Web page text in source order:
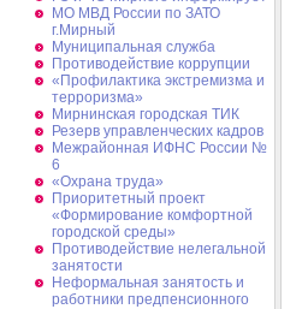
МО МВД России по ЗАТО
г.Мирный
Муниципальная cлужба
Противодействие коррупции
«Профилактика экстремизма и
терроризма»
Мирнинская городская ТИК
Резерв управленческих кадров
Межрайонная ИФНС России №
6
«Охрана труда»
Приоритетный проект
«Формирование комфортной
городской среды»
Противодействие нелегальной
занятости
Неформальная занятость и
работники предпенсионного